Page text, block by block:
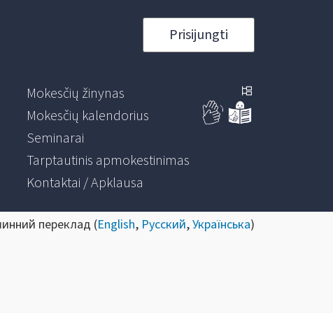
Prisijungti
Mokesčių žinynas
Mokesčių kalendorius
Seminarai
Tarptautinis apmokestinimas
Kontaktai / Apklausa
переклад (English, Русский,Українська)